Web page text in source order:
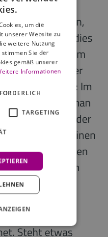
kostenfreies
Klimaanlagen,
mehr. Ein Paradies
alle, die gerne im
Ihnen aber eher
steht: Im
verwöhnt man
in der Artbar oder
Sie sich einen
Freunden
kommen. Im
hingegen
oder Kraft
für den
Steht etwas
um die
unserer Website zu
weitere Nutzung
Sie der
gemäß unserer
Informationen
TARGETING